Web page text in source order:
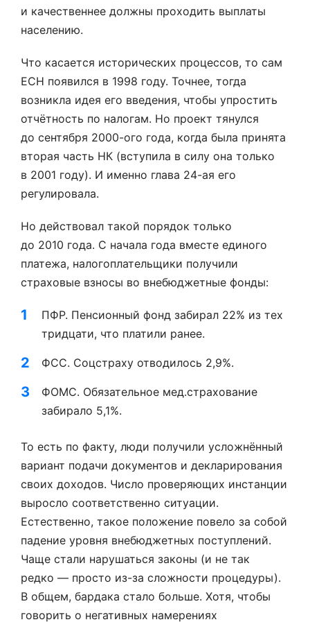
и качественнее должны проходить выплаты
населению.
Что касается исторических процессов, то сам
ЕСН появился в 1998 году. Точнее, тогда
возникла идея его введения, чтобы упростить
отчётность по налогам. Но проект тянулся
до сентября 2000-ого года, когда была принята
вторая часть НК (вступила в силу она только
в 2001 году). И именно глава 24-ая его
регулировала.
Но действовал такой порядок только
до 2010 года. С начала года вместе единого
платежа, налогоплательщики получили
страховые взносы во внебюджетные фонды:
ПФР. Пенсионный фонд забирал 22% из тех
тридцати, что платили ранее.
ФСС. Соцстраху отводилось 2,9%.
ФОМС. Обязательное мед.страхование
забирало 5,1%.
То есть по факту, люди получили усложнённый
вариант подачи документов и декларирования
своих доходов. Число проверяющих инстанции
выросло соответственно ситуации.
Естественно, такое положение повело за собой
падение уровня внебюджетных поступлений.
Чаще стали нарушаться законы (и не так
редко — просто из-за сложности процедуры).
В общем, бардака стало больше. Хотя, чтобы
говорить о негативных намерениях